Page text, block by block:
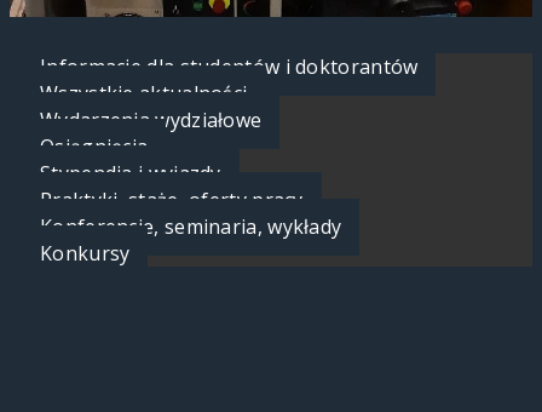
Informacje dla studentów i doktorantów
Wszystkie aktualności
Wydarzenia wydziałowe
Osiągnięcia
Stypendia i wyjazdy
Praktyki, staże, oferty pracy
Konferencje, seminaria, wykłady
Konkursy